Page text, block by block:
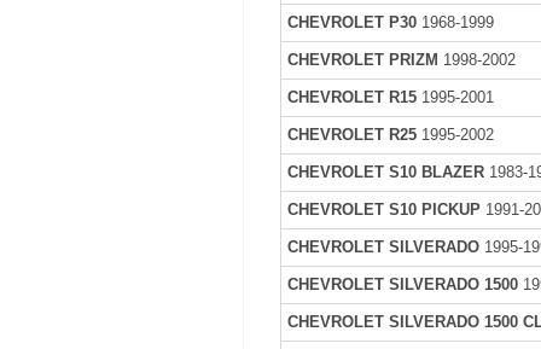
CHEVROLET P30 1968-1999
CHEVROLET PRIZM 1998-2002
CHEVROLET R15 1995-2001
CHEVROLET R25 1995-2002
CHEVROLET S10 BLAZER 1983-
CHEVROLET S10 PICKUP 1991-
CHEVROLET SILVERADO 1995-
CHEVROLET SILVERADO 1500
CHEVROLET SILVERADO 1500